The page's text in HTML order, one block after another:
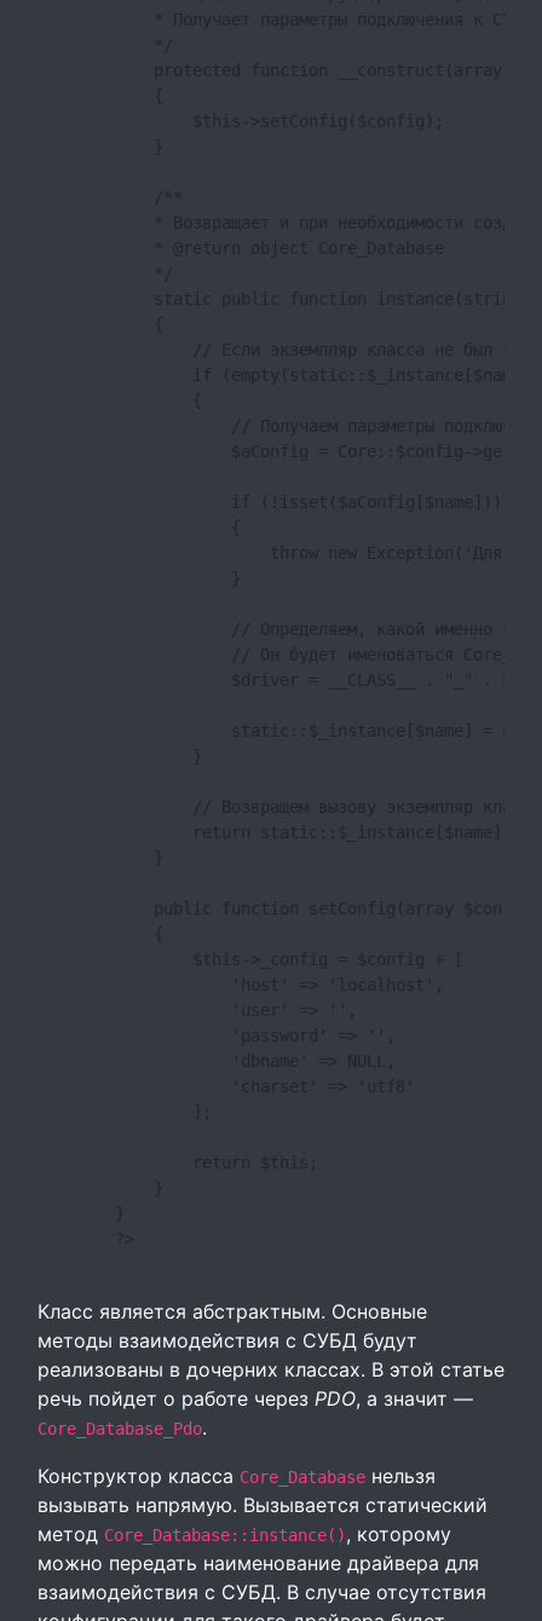
            * Получает параметры подключения к СУБД
protected function __construct(array
                $this->setConfig($config);
* Возвращает и при необходимости
            * @return object Core_Database
static public function instance(string
// Если экземпляр класса не был
if
// Получаем параметры
$aConfig = Core::$config-
                    if (!isset($aConfig[$name]))
throw new Exception('Для
// Определяем, какой именно
// Он будет именоваться
$driver = __CLASS__ . "_" .
static::$_instance[$name] = new
// Возвращем вызову экземпляр
                return static::$_instance[$name];
            public function setConfig(array $config)
                    'host' => 'localhost',
                    'user' => '',
                    'password' => '',
                    'dbname' => NULL,
                    'charset' => 'utf8'
                return $this;
Класс является абстрактным. Основные
методы взаимодействия с СУБД будут
реализованы в дочерних классах. В этой статье
речь пойдет о работе через PDO, а значит —
Core_Database_Pdo.
Конструктор класса Core_Database нельзя
вызывать напрямую. Вызывается статический
метод Core_Database::instance(), которому
можно передать наименование драйвера для
взаимодействия с СУБД. В случае отсутствия